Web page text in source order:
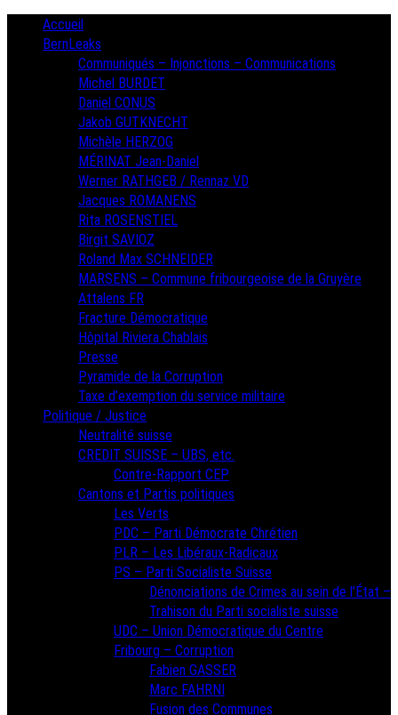
PrimaryAccueil
BernLeaks
Communiqués – Injonctions – Communications
Michel BURDET
Daniel CONUS
Jakob GUTKNECHT
Michèle HERZOG
MÉRINAT Jean-Daniel
Werner RATHGEB / Rennaz VD
Jacques ROMANENS
Rita ROSENSTIEL
Birgit SAVIOZ
Roland Max SCHNEIDER
MARSENS – Commune fribourgeoise de la Gruyère
Attalens FR
Fracture Démocratique
Hôpital Riviera Chablais
Presse
Pyramide de la Corruption
Taxe d’exemption du service militaire
Politique / Justice
Neutralité suisse
CREDIT SUISSE – UBS, etc.
Contre-Rapport CEP
Cantons et Partis politiques
Les Verts
PDC – Parti Démocrate Chrétien
PLR – Les Libéraux-Radicaux
PS – Parti Socialiste Suisse
Dénonciations de Crimes au sein de l’État –
Trahison du Parti socialiste suisse
UDC – Union Démocratique du Centre
Fribourg – Corruption
Fabien GASSER
Marc FAHRNI
Fusion des Communes